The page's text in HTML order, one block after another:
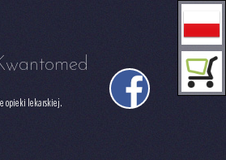
opieki lekarskiej.